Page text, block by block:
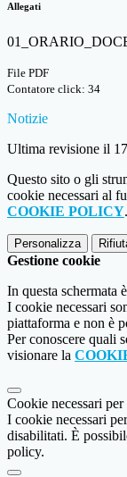
Allegati
File PDF
Contatore click: 34
Notizie
Ultima revisione il
Questo sito o gli
cookie necessari al
COOKIE POLICY.
Personalizza
Gestione cookie
In questa schermata
I cookie necessari
piattaforma e non è
Per conoscere quali
visionare la
Cookie necessari
I cookie necessari
disabilitati. È
policy.